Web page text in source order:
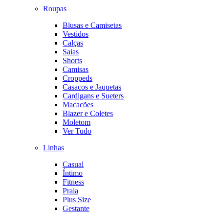
Roupas
Blusas e Camisetas
Vestidos
Calças
Saias
Shorts
Camisas
Croppeds
Casacos e Jaquetas
Cardigans e Sueters
Macacões
Blazer e Coletes
Moletom
Ver Tudo
Linhas
Casual
Íntimo
Fitness
Praia
Plus Size
Gestante